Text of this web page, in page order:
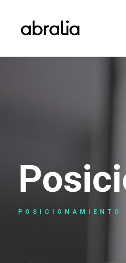
POSICIONAMIENTO